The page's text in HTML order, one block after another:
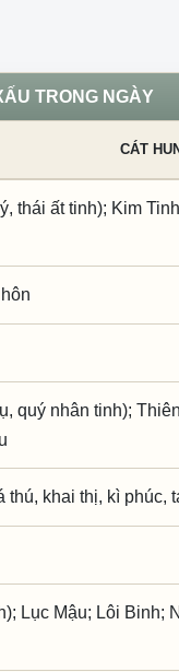
TRONG NGÀY
CÁT
thái ất tinh); Kim
quý nhân tinh);
thú, khai thị, kì phúc,
Lục Mậu; Lôi Binh;